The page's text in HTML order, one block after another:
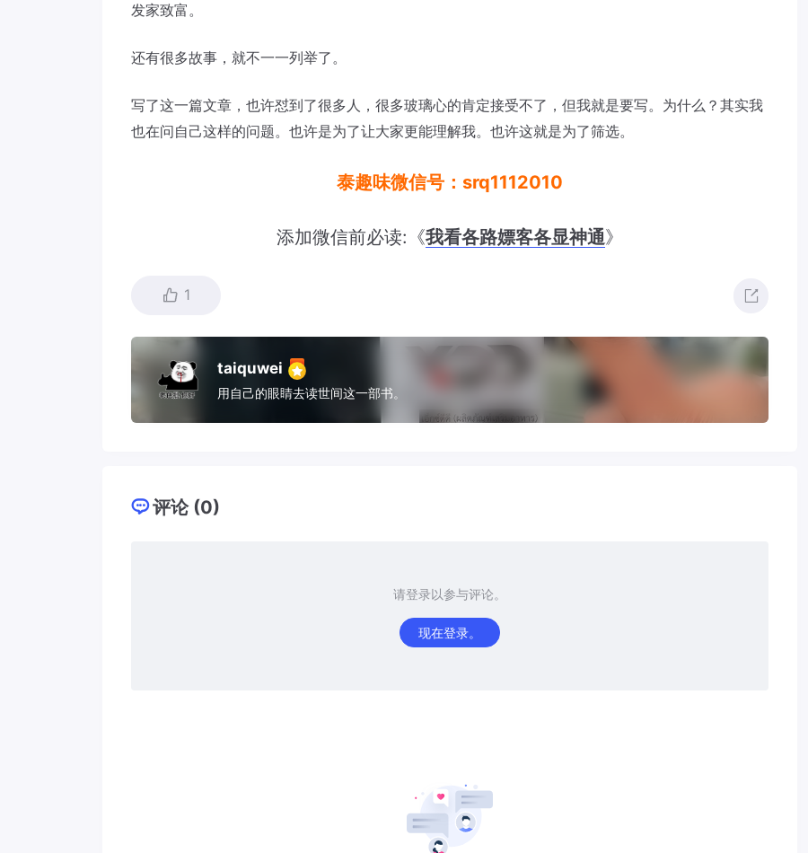
发家致富。
还有很多故事，就不一一列举了。
写了这一篇文章，也许怼到了很多人，很多玻璃心的肯定接受不了，但我就是要写。为什么？其实我
也在问自己这样的问题。也许是为了让大家更能理解我。也许这就是为了筛选。
泰趣味微信号：srq1112010
添加微信前必读:《我看各路嫖客各显神通》
1
taiquwei
用自己的眼睛去读世间这一部书。
评论 (0)
请登录以参与评论。
现在登录。